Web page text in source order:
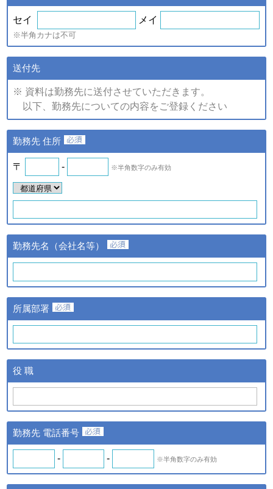
注)上記の内、統計的に処理した情報については、個人の特定が
できない情報です。
（2）個人情報の提供
個人情報の種類
ａ．会員のお申し込みに伴
い取得した個人情報
ｂ．資料請求・問合せに伴
い取得した個人情報
て取得した個人情報
①提供する個人情報の項目
ご登録・お問い合わせをいた
だいた商品・サービス名、氏
名、氏名カナ、郵便番号、住
号、メールアドレス、勤務先
名、所属部署名、アンケート
紙またはデータファイルによ
③当該情報の提供先
株式会社日経BPマーケティ
ト
ｃ．スキル診断システムの
ご利用に伴い取得した個人
情報
ｄ．全国スキル調査へのご
協力に伴い取得した個人情
報
氏名、氏名カナ、メールアド
レス、勤務先名、所属部署
②提供の手段又は方法
る提供。
よびｂの場合はスキル診断シ
◆ 登録情報の開示・訂正について
できるだけ正確かつ最新の内容で管理します。皆さまからお申
し出があったときは、登録情報の開示を行います。また、内容
が正確でないなどのお申し出があったときは、その内容を確認
し必要に応じて登録情報の追加・変更・訂正または削除等を行
セイ メイ
※半角カナは不可
送付先
※ 資料は勤務先に送付させていただきます。
以下、勤務先についての内容をご登録ください
勤務先 住所
〒 - ※半角数字のみ有効
勤務先名（会社名等）
所属部署
役 職
勤務先 電話番号
- - ※半角数字のみ有効